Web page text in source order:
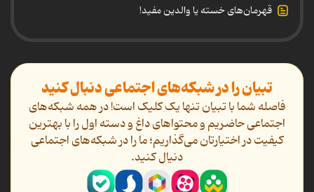
قهرمان‌های خسته یا والدین مفید!
تبیان را در شبکه‌های اجتماعی دنبال کنید
فاصله شما با تبیان تنها یک کلیک است! در همه شبکه‌های
اجتماعی حاضریم و محتواهای داغ و دسته اول را با بهترین
کیفیت در اختیارتان می‌گذاریم؛ ما را در شبکه‌های اجتماعی
دنیال کنید.